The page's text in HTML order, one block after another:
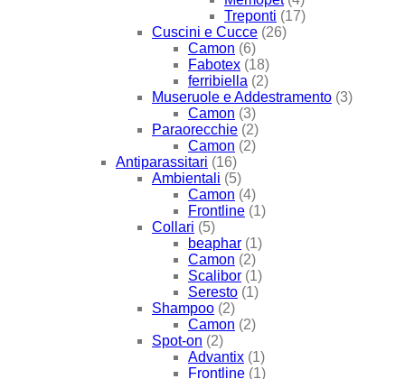
Treponti (17)
Cuscini e Cucce (26)
Camon (6)
Fabotex (18)
ferribiella (2)
Museruole e Addestramento (3)
Camon (3)
Paraorecchie (2)
Camon (2)
Antiparassitari (16)
Ambientali (5)
Camon (4)
Frontline (1)
Collari (5)
beaphar (1)
Camon (2)
Scalibor (1)
Seresto (1)
Shampoo (2)
Camon (2)
Spot-on (2)
Advantix (1)
Frontline (1)